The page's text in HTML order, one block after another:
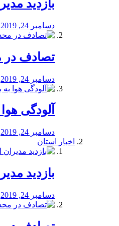
بازدید
دسامبر 24, 2019
تصادف در
دسامبر 24, 2019
آلودگی
دسامبر 24, 2019
اخبار استان
بازدید
دسامبر 24, 2019